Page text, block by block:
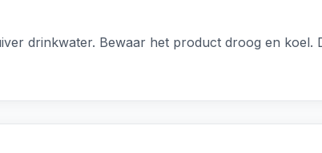
drinkwater. Bewaar het product droog en koel.